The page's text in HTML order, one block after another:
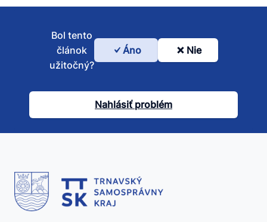
Bol
článok
užitočný?
Bol tento
článok
užitočný?
Áno Nie
Nahlásiť problém